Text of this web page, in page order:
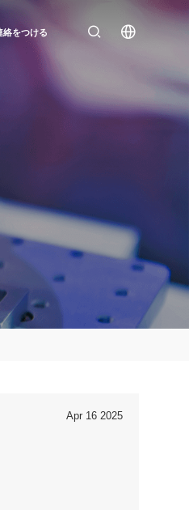
絡をつける
Apr 16 2025